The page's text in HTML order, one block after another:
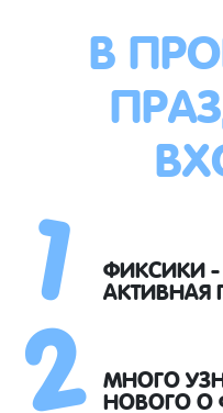
В
ФИКСИКИ
МНОГО
НОВОГО О